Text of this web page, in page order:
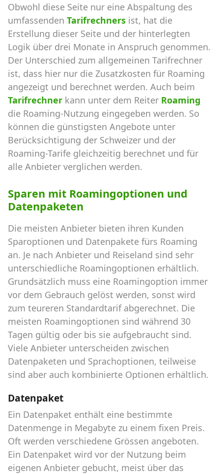
Obwohl diese Seite nur eine Abspaltung des
umfassenden Tarifrechners ist, hat die
Erstellung dieser Seite und der hinterlegten
Logik über drei Monate in Anspruch genommen.
Der Unterschied zum allgemeinen Tarifrechner
ist, dass hier nur die Zusatzkosten für Roaming
angezeigt und berechnet werden. Auch beim
Tarifrechner kann unter dem Reiter Roaming
die Roaming-Nutzung eingegeben werden. So
können die günstigsten Angebote unter
Berücksichtigung der Schweizer und der
Roaming-Tarife gleichzeitig berechnet und für
alle Anbieter verglichen werden.
Sparen mit Roamingoptionen und
Datenpaketen
Die meisten Anbieter bieten ihren Kunden
Sparoptionen und Datenpakete fürs Roaming
an. Je nach Anbieter und Reiseland sind sehr
unterschiedliche Roamingoptionen erhältlich.
Grundsätzlich muss eine Roamingoption immer
vor dem Gebrauch gelöst werden, sonst wird
zum teureren Standardtarif abgerechnet. Die
meisten Roamingoptionen sind während 30
Tagen gültig oder bis sie aufgebraucht sind.
Viele Anbieter unterscheiden zwischen
Datenpaketen und Sprachoptionen, teilweise
sind aber auch kombinierte Optionen erhältlich.
Datenpaket
Ein Datenpaket enthält eine bestimmte
Datenmenge in Megabyte zu einem fixen Preis.
Oft werden verschiedene Grössen angeboten.
Ein Datenpaket wird vor der Nutzung beim
eigenen Anbieter gebucht, meist über das